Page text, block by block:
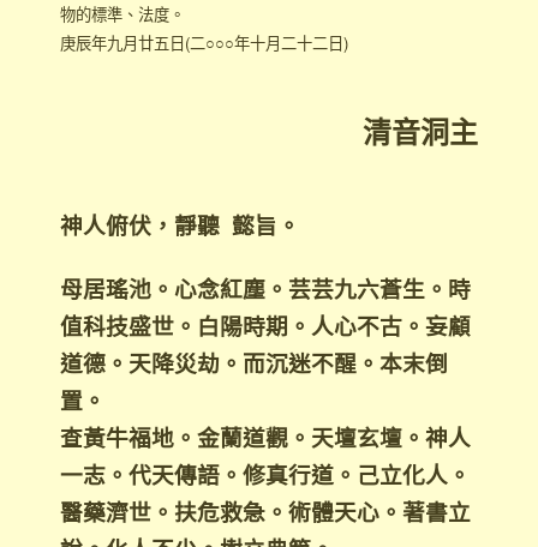
物的標準、法度。
庚辰年九月廿五日(二○○○年十月二十二日)
清音洞主
神人俯伏，靜聽 懿旨。
母居瑤池。心念紅塵。芸芸九六蒼生。時
值科技盛世。白陽時期。人心不古。妄顧
道德。天降災劫。而沉迷不醒。本末倒
置。
查黃牛福地。金蘭道觀。天壇玄壇。神人
一志。代天傳語。修真行道。己立化人。
醫藥濟世。扶危救急。術體天心。著書立